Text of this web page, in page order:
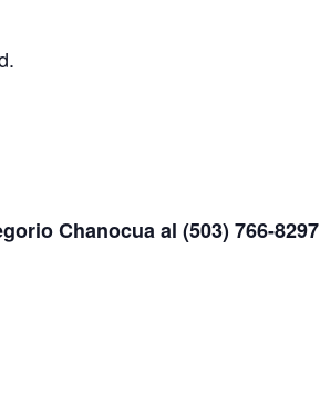
Chanocua al (503) 766-8297